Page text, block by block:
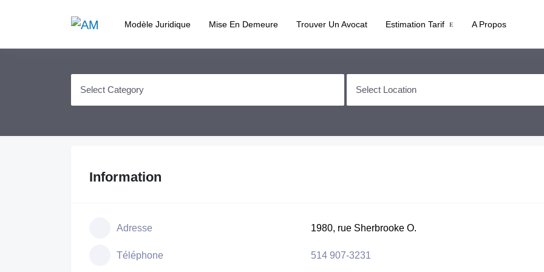
Modèle Juridique Mise En Demeure Trouver Un Avocat Estimation Tarif A Propos
Information
Adresse 1980, rue Sherbrooke O.
Téléphone 514 907-3231